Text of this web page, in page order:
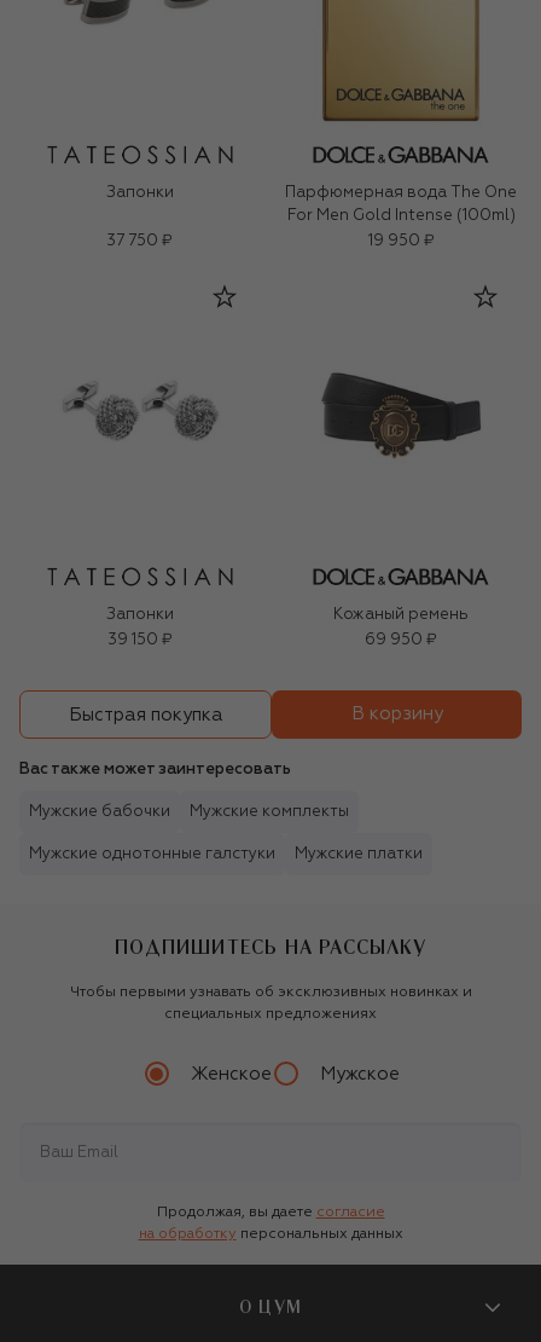
Запонки
37 750 ₽
Парфюмерная вода The One
For Men Gold Intense (100ml)
19 950 ₽
Запонки
39 150 ₽
Кожаный ремень
69 950 ₽
Быстрая покупка В корзину
Вас также может заинтересовать
Мужские бабочки Мужские комплекты
Мужские однотонные галстуки Мужские платки
ПОДПИШИТЕСЬ НА РАССЫЛКУ
Чтобы первыми узнавать об эксклюзивных новинках и
специальных предложениях
Женское Мужское
Продолжая, вы даете согласие
на обработку персональных данных
О ЦУМ